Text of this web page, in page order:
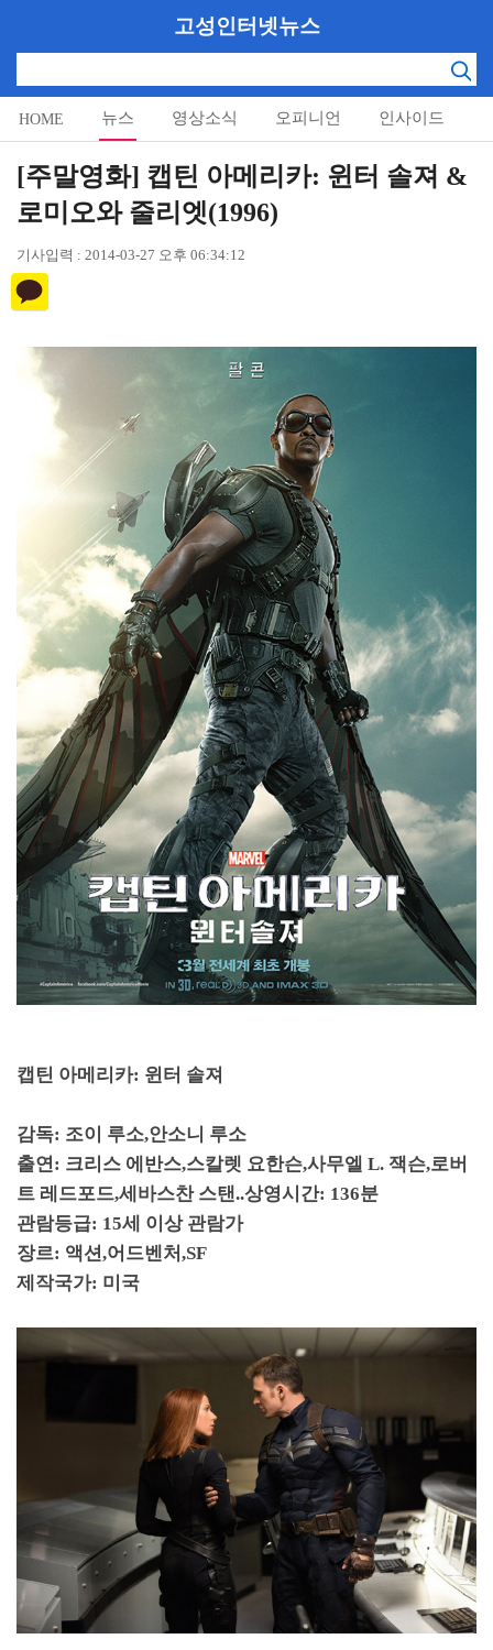
고성인터넷뉴스
HOME 뉴스 영상소식 오피니언 인사이드
알림마당
[주말영화] 캡틴 아메리카: 윈터 솔져 &
로미오와 줄리엣(1996)
기사입력 : 2014-03-27 오후 06:34:12
캡틴 아메리카: 윈터 솔져
감독: 조이 루소,안소니 루소
출연: 크리스 에반스,스칼렛 요한슨,사무엘 L. 잭슨,로버
트 레드포드,세바스찬 스탠..상영시간: 136분
관람등급: 15세 이상 관람가
장르: 액션,어드벤처 ,SF
제작국가: 미국